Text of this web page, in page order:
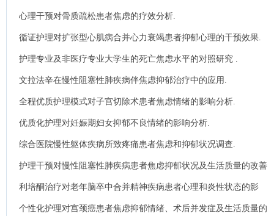
影响.
心理干预对骨质疏松患者焦虑的疗效分析.
循证护理对扩张型心肌病合并心力衰竭患者抑郁心理的干预效果.
护理专业及非医疗专业大学生的死亡焦虑水平的对照研究 .
文拉法辛在慢性阻塞性肺疾病伴焦虑抑郁治疗中的应用.
全程优质护理模式对子宫切除术患者焦虑情绪的影响分析.
优质化护理对妊娠期妇女抑郁不良情绪的影响分析.
综合医院慢性躯体疾病所致疼痛患者焦虑和抑郁状况调查.
护理干预对慢性阻塞性肺疾病患者焦虑抑郁状况及生活质量的改善
作用.
利培酮治疗对老年脑卒中合并精神疾病患者心理和炎性状态的影
响.
个性化护理对宫颈癌患者焦虑抑郁情绪、术后并发症及生活质量的